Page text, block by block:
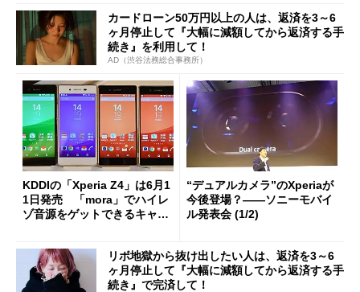
カードローン50万円以上の人は、返済を3～6
ヶ月停止して『大幅に減額してから返済する手
続き』を利用して！
AD（渋谷法務総合事務所）
KDDIの「Xperia Z4」は6月1
1日発売 「mora」でハイレ
ゾ音源をゲットできるキャン
“デュアルカメラ”のXperiaが
今後登場？――ソニーモバイ
ル発表会 (1/2)
リボ地獄から抜け出したい人は、返済を3～6
ヶ月停止して『大幅に減額してから返済する手
続き』で完済して！